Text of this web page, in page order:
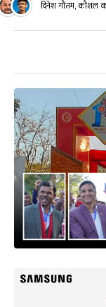
दिनेश गौतम, कौशल